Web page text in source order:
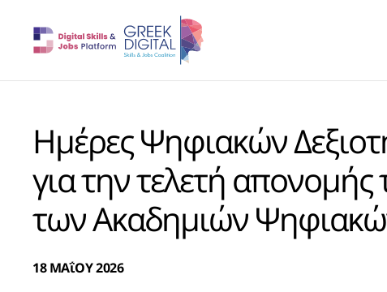
Ημέρες Ψηφιακών
για την τελετή
των Ακαδημιών
18 ΜΑΐΟΥ 2026